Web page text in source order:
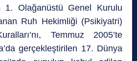
1. Olağanüstü Genel Kurulu
Ruh Hekimliği (Psikiyatri)
Temmuz 2005’te
gerçekleştirilen 17. Dünya